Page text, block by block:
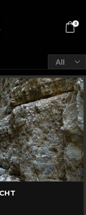
0
Products
per
page